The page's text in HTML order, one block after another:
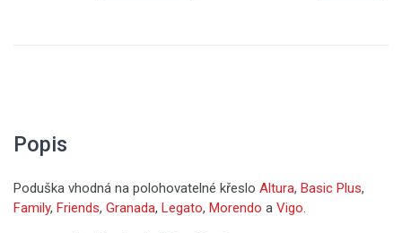
Popis
Poduška vhodná na polohovatelné křeslo Altura, Basic Plus,
Family, Friends, Granada, Legato, Morendo a Vigo.